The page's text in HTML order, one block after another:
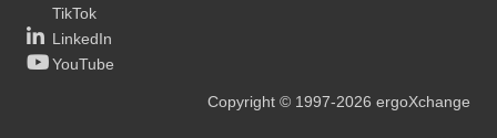
TikTok
LinkedIn
YouTube
Copyright© 1997-2026 ergoXchange